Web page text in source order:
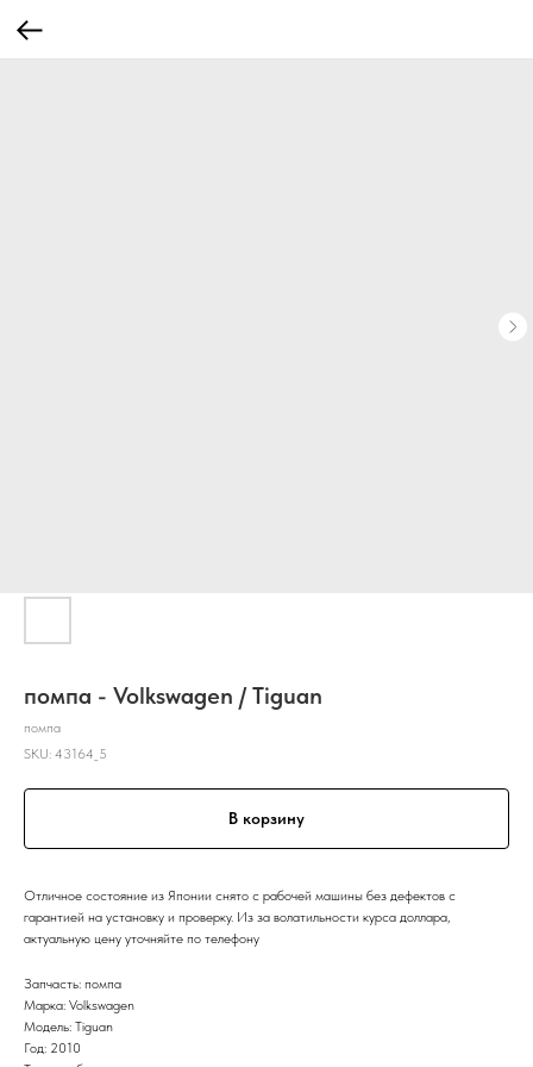
помпа - Volkswagen / Tiguan
помпа
SKU: 43164_5
В корзину
Отличное состояние из Японии снято с рабочей машины без дефектов с
гарантией на установку и проверку. Из за волатильности курса доллара,
актуальную цену уточняйте по телефону
Запчасть: помпа
Марка: Volkswagen
Модель: Tiguan
Год: 2010